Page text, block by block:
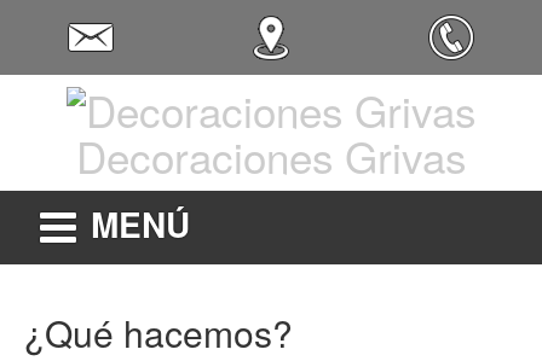
Decoraciones Grivas
MENÚ
¿Qué hacemos?